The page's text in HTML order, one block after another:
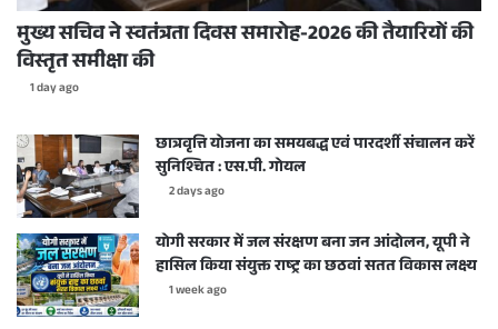
मुख्य सचिव ने स्वतंत्रता दिवस समारोह-2026 की तैयारियों की
विस्तृत समीक्षा की
1 day ago
छात्रवृत्ति योजना का समयबद्ध एवं पारदर्शी संचालन करें
सुनिश्चित : एस.पी. गोयल
2 days ago
योगी सरकार में जल संरक्षण बना जन आंदोलन, यूपी ने
हासिल किया संयुक्त राष्ट्र का छठवां सतत विकास लक्ष्य
1 week ago